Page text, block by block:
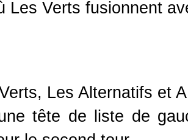
Les Verts fusionnent
Les Alternatifs et
tête de liste de